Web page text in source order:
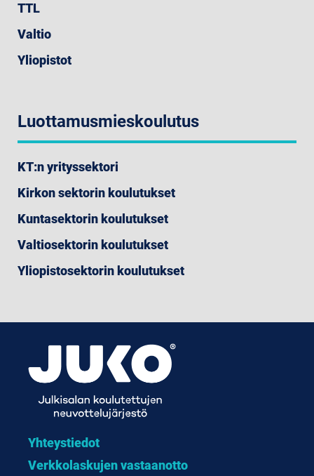
TTL
Valtio
Yliopistot
Luottamusmieskoulutus
KT:n yrityssektori
Kirkon sektorin koulutukset
Kuntasektorin koulutukset
Valtiosektorin koulutukset
Yliopistosektorin koulutukset
Yhteystiedot
Verkkolaskujen vastaanotto